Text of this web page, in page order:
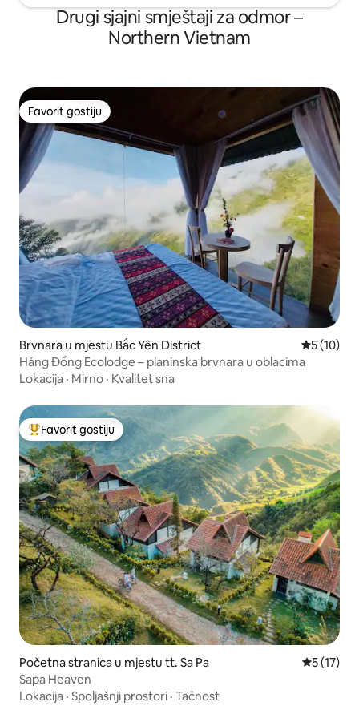
Drugi sjajni smještaji za odmor –
Northern Vietnam
Favorit gostiju
Favorit gostiju
Brvnara u mjestu Bắc Yên District prosječna
5 (10)
Háng Đồng Ecolodge – planinska brvnara u oblacima
Lokacija · Mirno · Kvalitet sna
Glavni favorit gostiju
Favorit gostiju
Početna stranica u mjestu tt. Sa Pa prosječna
5 (17)
Sapa Heaven
Lokacija · Spoljašnji prostori · Tačnost